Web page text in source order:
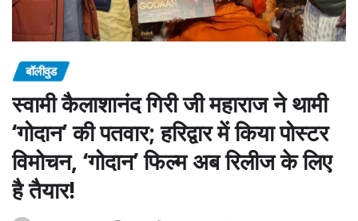
बॉलीवुड
स्वामी कैलाशानंद गिरी जी महाराज ने थामी
‘गोदान’ की पतवार; हरिद्वार में किया पोस्टर
विमोचन, ‘गोदान’ फिल्म अब रिलीज के लिए
है तैयार!